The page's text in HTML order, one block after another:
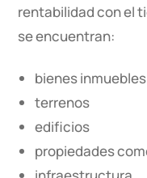
rentabilidad con el
se encuentran:
bienes inmuebles
terrenos
edificios
propiedades